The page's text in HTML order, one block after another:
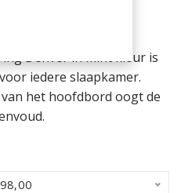
op je aankoop!
Denver in mint kleur is
iedere slaapkamer.
het hoofdbord oogt de